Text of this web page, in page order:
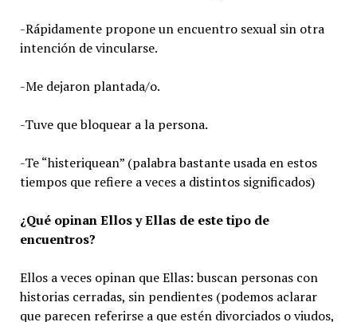
-Rápidamente propone un encuentro sexual sin otra
intención de vincularse.
-Me dejaron plantada/o.
-Tuve que bloquear a la persona.
-Te “histeriquean” (palabra bastante usada en estos
tiempos que refiere a veces a distintos significados)
¿Qué opinan Ellos y Ellas de este tipo de
encuentros?
Ellos a veces opinan que Ellas: buscan personas con
historias cerradas, sin pendientes (podemos aclarar
que parecen referirse a que estén divorciados o viudos,